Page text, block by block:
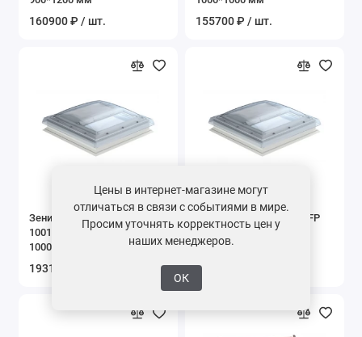
160900 ₽ / шт. 155700 ₽ / шт.
Зенитное окно VELUX CFP
100150 0073U (глухое),
1000*1500 мм
193100 ₽ / шт.
Зенитное окно VELUX CFP
120120 0073U (глухое),
1200*1200 мм
189400 ₽ / шт.
Цены в интернет-магазине могут
отличаться в связи с событиями в мире.
Просим уточнять корректность цен у
наших менеджеров.
ОК